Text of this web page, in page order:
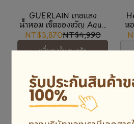
GUERLAIN เกอแลง
น้ำหอม เซ็ตของขวัญ Aqua
Allegoria Mandarine
EDT 125ml*15ml*7.5ml
NT$3,870NT$4,990
เพิ่มลงในตะกร้า
ห
le Nil